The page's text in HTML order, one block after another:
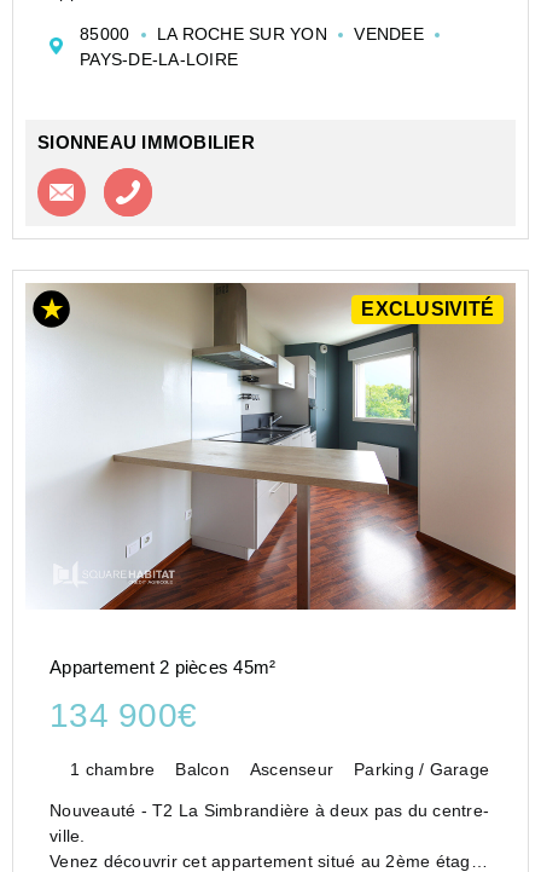
résidence sénior idéalement située, il offre un pl...
85000 LA ROCHE SUR YON
VENDEE
PAYS-DE-LA-LOIRE
SIONNEAU IMMOBILIER
Contacter l'agence
EXCLUSIVITÉ
Appartement 2 pièces 45m²
134 900€
1 chambre Balcon Ascenseur Parking / Garage
Nouveauté - T2 La Simbrandière à deux pas du centre-
ville.
Venez découvrir cet appartement situé au 2ème étage